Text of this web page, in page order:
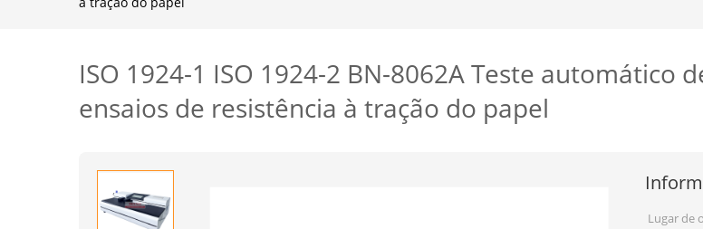
ISO 1924-1 ISO 1924-2 BN-8062A Teste automático
ensaios de resistência à tração do papel
Lugar de